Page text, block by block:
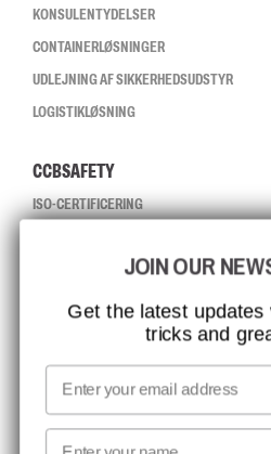
KONSULENTYDELSER
CONTAINERLØSNINGER
UDLEJNING AF SIKKERHEDSUDSTYR
LOGISTIKLØSNING
CCBSAFETY
ISO-CERTIFICERING
MISSION, VISION OG VÆRDIER
KONTAKT
JOB HOS CCBSAFETY
MEDIA
VI TAGER ANSVAR
JOIN OUR
Get the latest updates
tricks and
Email
First name